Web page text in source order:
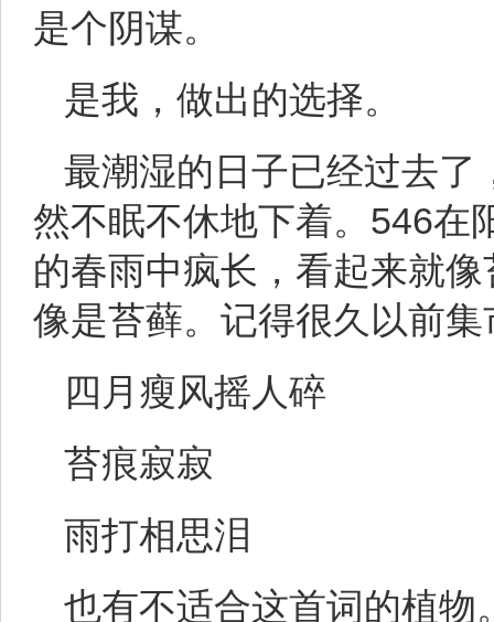
是个阴谋。
是我，做出的选择。
最潮湿的日子已经过去了
然不眠不休地下着。546在
的春雨中疯长，看起来就
像是苔藓。记得很久以前
四月瘦风摇人碎
苔痕寂寂
雨打相思泪
也有不适合这首词的植物